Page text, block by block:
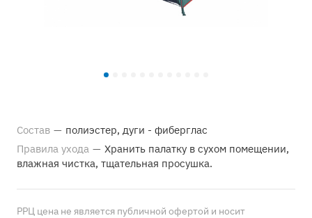
Состав — полиэстер, дуги - фиберглас
Правила ухода — Хранить палатку в сухом помещении,
влажная чистка, тщательная просушка.
РРЦ цена не является публичной офертой и носит